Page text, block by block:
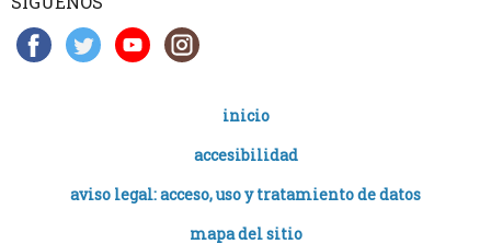
inicio
accesibilidad
aviso legal: acceso, uso y tratamiento de datos
mapa del sitio